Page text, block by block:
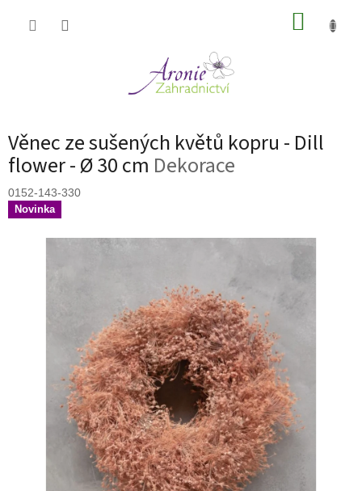
Věnec ze sušených květů kopru - Dill
flower - Ø 30 cm Dekorace
0152-143-330
Novinka